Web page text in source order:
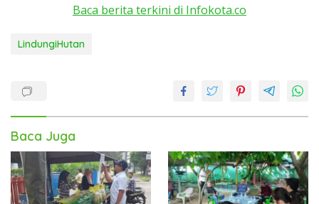
Baca berita terkini di Infokota.co
LindungiHutan
Baca Juga